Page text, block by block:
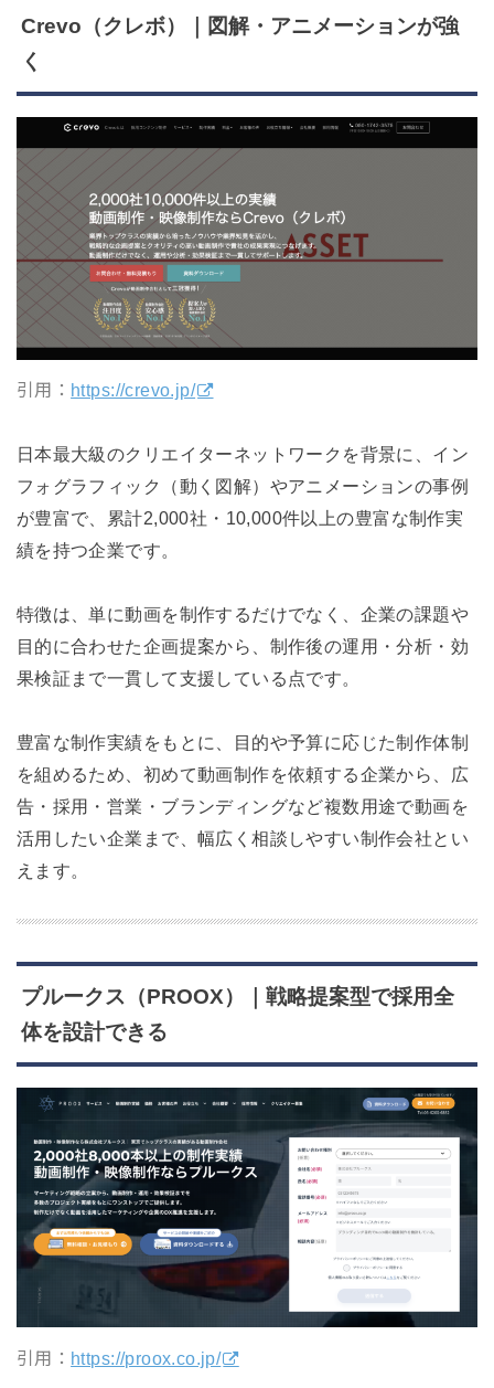
Crevo（クレボ）｜図解・アニメーションが強
く
引用： https://crevo.jp/
日本最大級のクリエイターネットワークを背景に、イン
フォグラフィック（動く図解）やアニメーションの事例
が豊富で、累計2,000社・10,000件以上の豊富な制作実
績を持つ企業です。
特徴は、単に動画を制作するだけでなく、企業の課題や
目的に合わせた企画提案から、制作後の運用・分析・効
果検証まで一貫して支援している点です。
豊富な制作実績をもとに、目的や予算に応じた制作体制
を組めるため、初めて動画制作を依頼する企業から、広
告・採用・営業・ブランディングなど複数用途で動画を
活用したい企業まで、幅広く相談しやすい制作会社とい
えます。
プルークス（PROOX）｜戦略提案型で採用全
体を設計できる
引用： https://proox.co.jp/